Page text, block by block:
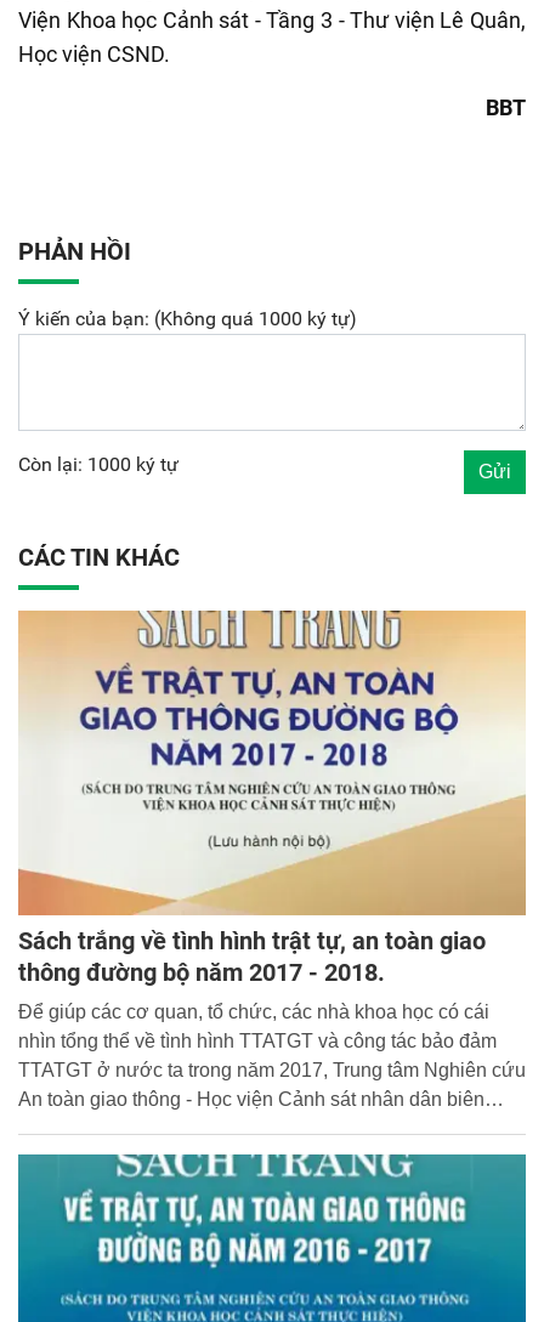
Viện Khoa học Cảnh sát - Tầng 3 - Thư viện Lê Quân,
Học viện CSND.
BBT
PHẢN HỒI
Ý kiến của bạn: (Không quá 1000 ký tự)
Còn lại: 1000 ký tự
CÁC TIN KHÁC
Sách trắng về tình hình trật tự, an toàn giao
thông đường bộ năm 2017 - 2018.
Để giúp các cơ quan, tổ chức, các nhà khoa học có cái
nhìn tổng thể về tình hình TTATGT và công tác bảo đảm
TTATGT ở nước ta trong năm 2017, Trung tâm Nghiên cứu
An toàn giao thông - Học viện Cảnh sát nhân dân biên
giao thông đường bộ năm 2017 - 2018”.